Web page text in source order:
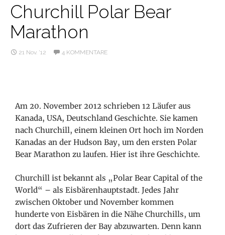
Churchill Polar Bear
Marathon
21 Nov. ’12 4 KOMMENTARE
Am 20. November 2012 schrieben 12 Läufer aus
Kanada, USA, Deutschland Geschichte. Sie kamen
nach Churchill, einem kleinen Ort hoch im Norden
Kanadas an der Hudson Bay, um den ersten Polar
Bear Marathon zu laufen. Hier ist ihre Geschichte.
Churchill ist bekannt als „Polar Bear Capital of the
World“ – als Eisbärenhauptstadt. Jedes Jahr
zwischen Oktober und November kommen
hunderte von Eisbären in die Nähe Churchills, um
dort das Zufrieren der Bay abzuwarten. Denn kann